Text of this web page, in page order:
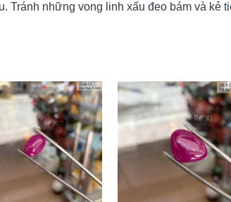
Tránh những vong linh xấu đeo bám và kẻ